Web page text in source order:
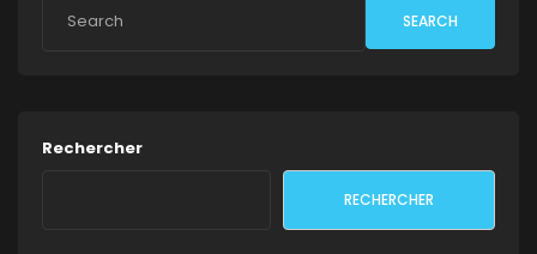
SEARCH
Rechercher
RECHERCHER